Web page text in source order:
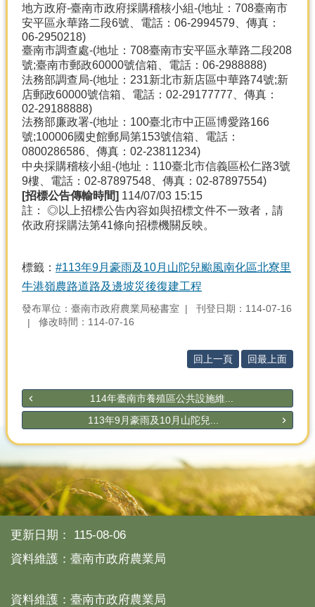
地方政府-臺南市政府採購稽核小組-(地址：708臺南市
安平區永華路二段6號、電話：06-2994579、傳真：
06-2950218)
臺南市調查處-(地址：708臺南市安平區永華路二段208
號;臺南市郵政60000號信箱、電話：06-2988888)
法務部調查局-(地址：231新北市新店區中華路74號;新
店郵政60000號信箱、電話：02-29177777、傳真：
02-29188888)
法務部廉政署-(地址：100臺北市中正區博愛路166
號;100006國史館郵局第153號信箱、電話：
0800286586、傳真：02-23811234)
中央採購稽核小組-(地址：110臺北市信義區松仁路3號
9樓、電話：02-87897548、傳真：02-87897554)
[招標公告傳輸時間] 114/07/03 15:15
註： ◎以上招標公告內容如與招標文件不一致者，請
依政府採購法第41條向招標機關反映。
標籤： #113年9月豪雨及10月山陀兒颱風南化區北寮里
牛港嶺農路道路及邊坡災後復建工程
發布單位：臺南市政府農業局秘書室
刊登日期：114-07-16
修改時間：114-07-16
回上一頁 回最上面
114年臺南市養殖區公共設施維...
113年9月豪雨及10月山陀兒...
更新日期：
115-08-06
資料維護：臺南市政府農業局
資料維護：臺南市政府農業局